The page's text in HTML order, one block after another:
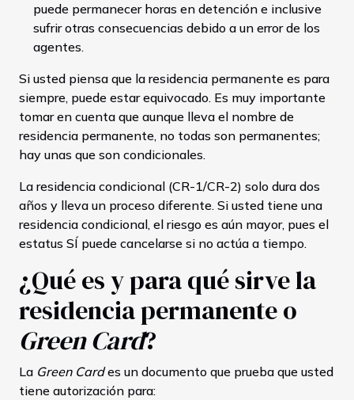
puede permanecer horas en detención e inclusive
sufrir otras consecuencias debido a un error de los
agentes.
Si usted piensa que la residencia permanente es para
siempre, puede estar equivocado. Es muy importante
tomar en cuenta que aunque lleva el nombre de
residencia permanente, no todas son permanentes;
hay unas que son condicionales.
La residencia condicional (CR-1/CR-2) solo dura dos
años y lleva un proceso diferente. Si usted tiene una
residencia condicional, el riesgo es aún mayor, pues el
estatus SÍ puede cancelarse si no actúa a tiempo.
¿Qué es y para qué sirve la
residencia permanente o
Green Card?
La Green Cardes un documento que prueba que usted
tiene autorización para: